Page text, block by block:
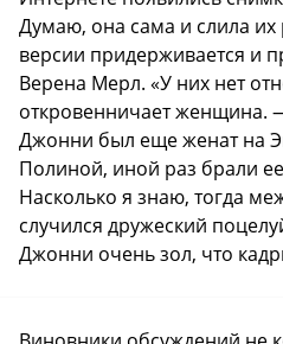
Думаю, она сама и слила
версии придерживается и
Верена Мерл. «У них нет
откровенничает женщина.
Джонни был еще женат на
Полиной, иной раз брали
Насколько я знаю, тогда
случился дружеский
Джонни очень зол, что